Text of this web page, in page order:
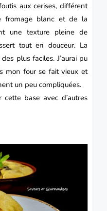
aux cerises, différent
fromageblanc et de la
une texture pleine de
tout en douceur. La
plus faciles. J’aurai pu
mon four se fait vieux et
un peu compliquées.
cette base avec d’autres